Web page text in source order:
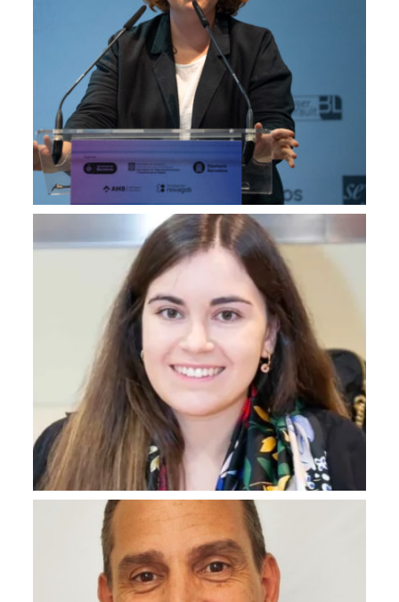
Loredana Stan
Directora Fundación NovaGob
Ana Simoneta
Coordinadora Comité